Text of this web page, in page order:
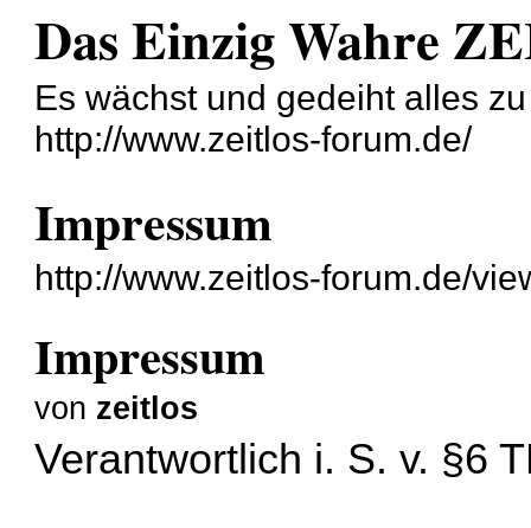
Das Einzig Wahre
Es wächst und gedeiht alles
http://www.zeitlos-forum.de/
Impressum
http://www.zeitlos-forum.de/
Impressum
von zeitlos
Verantwortlich i. S. v. §6